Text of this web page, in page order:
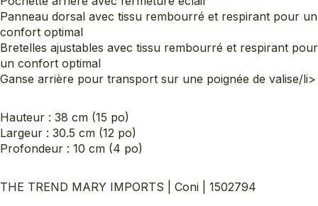
Panneau dorsal avec tissu rembourré et respirant pour un
confort optimal
Bretelles ajustables avec tissu rembourré et respirant pour
un confort optimal
Ganse arrière pour transport sur une poignée de valise/li>
Hauteur : 38 cm (15 po)
Largeur : 30.5 cm (12 po)
Profondeur : 10 cm (4 po)
THE TREND MARY IMPORTS | Coni | 1502794